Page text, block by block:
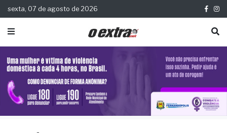
sexta, 07 de agosto de 2026